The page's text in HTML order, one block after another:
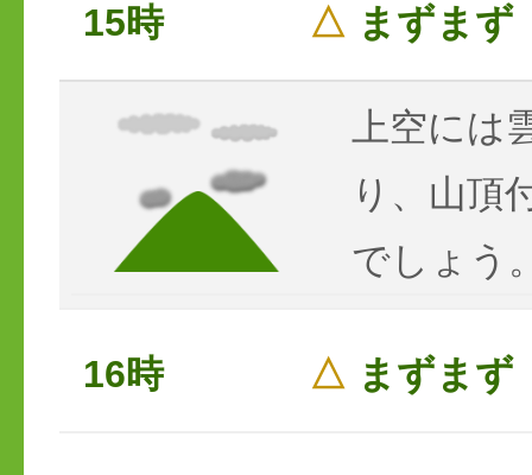
15時 △ まずまず
上空には
り、山頂
でしょう
16時 △ まずまず